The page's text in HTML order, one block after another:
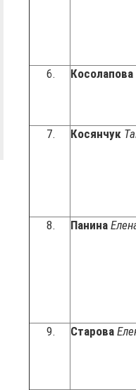
6. Косолапова
7. Косянчук
8. Панина
9. Старова